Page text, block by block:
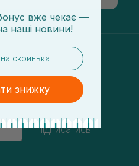
підписатись
вже чекає —
наші новини!
знижку